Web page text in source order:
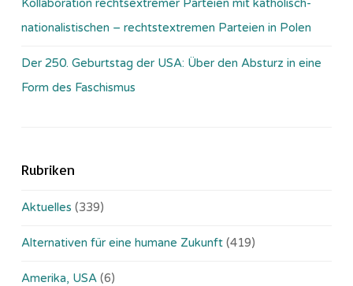
Kollaboration rechtsextremer Parteien mit katholisch-
nationalistischen – rechtstextremen Parteien in Polen
Der 250. Geburtstag der USA: Über den Absturz in eine
Form des Faschismus
Rubriken
Aktuelles (339)
Alternativen für eine humane Zukunft (419)
Amerika, USA (6)